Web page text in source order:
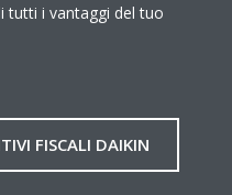
tutti i vantaggi del tuo
FISCALI DAIKIN